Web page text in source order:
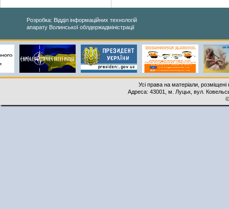
Розробка: Відділ інформаційних технологій
апарату Волинської облдержадміністрації
Усі права на матеріали,
Адреса: 43001, м. Луцьк, вул.